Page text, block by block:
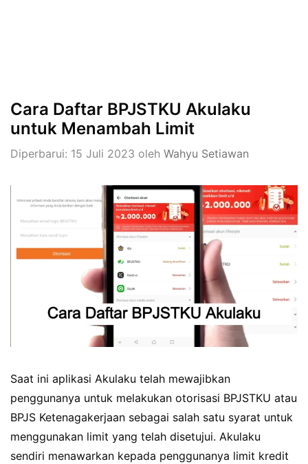
Cara Daftar BPJSTKU Akulaku
untuk Menambah Limit
Diperbarui: 15 Juli 2023 oleh Wahyu Setiawan
Saat ini aplikasi Akulaku telah mewajibkan
penggunanya untuk melakukan otorisasi BPJSTKU atau
BPJS Ketenagakerjaan sebagai salah satu syarat untuk
menggunakan limit yang telah disetujui. Akulaku
sendiri menawarkan kepada penggunanya limit kredit